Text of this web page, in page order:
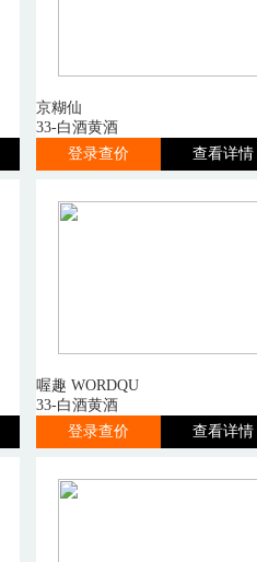
京糊仙
33-白酒黄酒
登录查价
查看详情
喔趣 WORDQU
33-白酒黄酒
登录查价
查看详情